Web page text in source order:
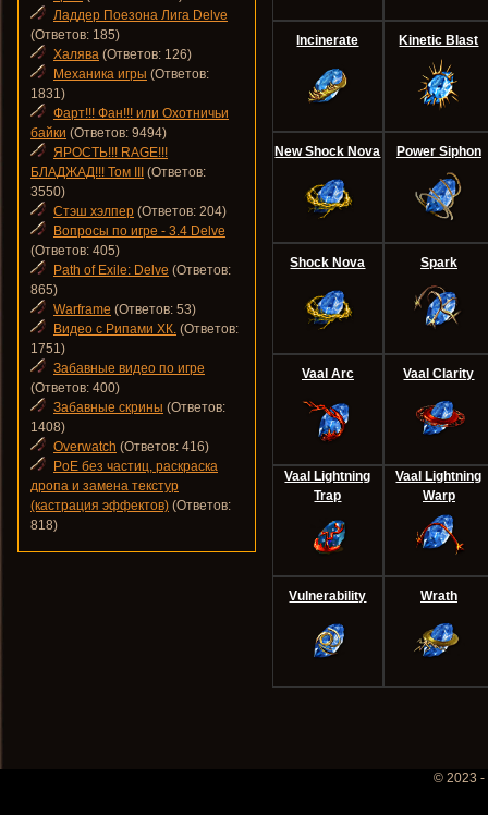
Incinerate Kinetic Blast
New Shock Nova Power Siphon
Shock Nova Spark
Vaal Arc Vaal Clarity
Vaal Lightning
Trap
Vaal Lightning
Warp
Vulnerability Wrath
Ладдер Поезона Лига Delve
(Ответов: 185)
Халява (Ответов: 126)
Механика игры (Ответов:
1831)
Фарт!!! Фан!!! или Охотничьи
байки (Ответов: 9494)
ЯРОСТЬ!!! RAGE!!!
БЛАДЖАД!!! Том III
(Ответов:
3550)
Стэш хэлпер (Ответов: 204)
Вопросы по игре - 3.4 Delve
(Ответов: 405)
Path of Exile: Delve (Ответов:
865)
Warframe (Ответов: 53)
Видео с Рипами ХК. (Ответов:
1751)
Забавные видео по игре
(Ответов: 400)
Забавные скрины (Ответов:
1408)
Overwatch (Ответов: 416)
PoE без частиц, раскраска
дропа и замена текстур
(кастрация эффектов) (Ответов:
818)
© 2023 -